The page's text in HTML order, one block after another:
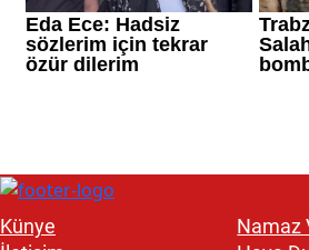
Künye
Namaz